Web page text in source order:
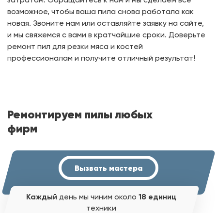
возможное, чтобы ваша пила снова работала как
новая. Звоните нам или оставляйте заявку на сайте,
и мы свяжемся с вами в кратчайшие сроки. Доверьте
ремонт пил для резки мяса и костей
профессионалам и получите отличный результат!
Ремонтируем пилы любых
фирм
Вызвать мастера
Каждый день мы чиним около 18 единиц
техники